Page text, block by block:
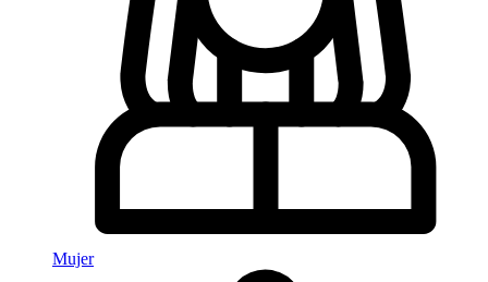
Mujer